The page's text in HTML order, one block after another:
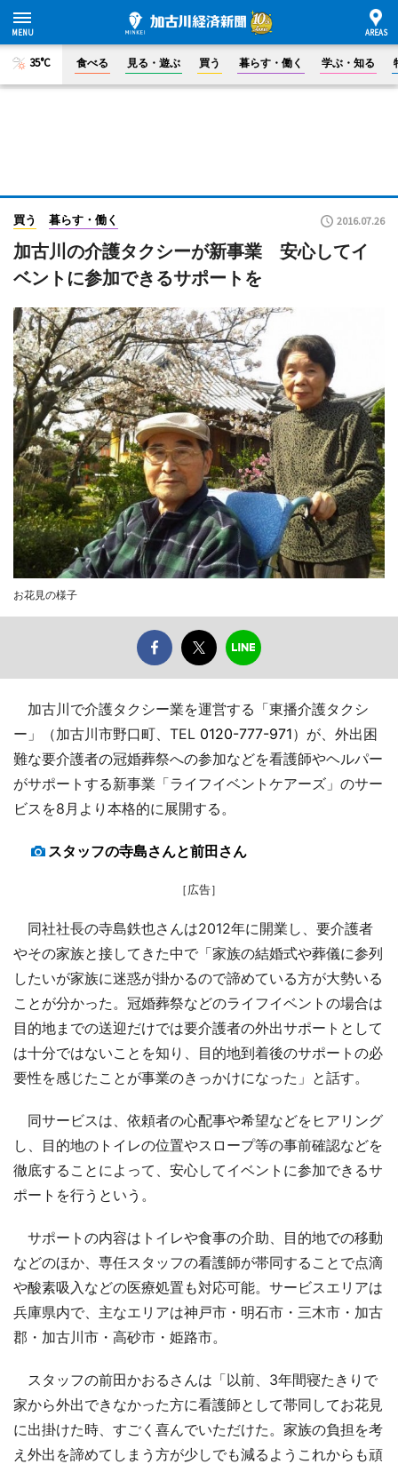
35°C 食べる 見る・遊ぶ 買う 暮らす・働く 学ぶ・知る
買う 暮らす・働く 2016.07.26
加古川の介護タクシーが新事業 安心してイ
ベントに参加できるサポートを
お花見の様子
加古川で介護タクシー業を運営する「東播介護タクシ
ー」（加古川市野口町、TEL 0120-777-971）が、外出困
難な要介護者の冠婚葬祭への参加などを看護師やヘルパー
がサポートする新事業「ライフイベントケアーズ」のサー
ビスを8月より本格的に展開する。
スタッフの寺島さんと前田さん
［広告］
同社社長の寺島鉄也さんは2012年に開業し、要介護者
やその家族と接してきた中で「家族の結婚式や葬儀に参列
したいが家族に迷惑が掛かるので諦めている方が大勢いる
ことが分かった。冠婚葬祭などのライフイベントの場合は
目的地までの送迎だけでは要介護者の外出サポートとして
は十分ではないことを知り、目的地到着後のサポートの必
要性を感じたことが事業のきっかけになった」と話す。
同サービスは、依頼者の心配事や希望などをヒアリング
し、目的地のトイレの位置やスロープ等の事前確認などを
徹底することによって、安心してイベントに参加できるサ
ポートを行うという。
サポートの内容はトイレや食事の介助、目的地での移動
などのほか、専任スタッフの看護師が帯同することで点滴
や酸素吸入などの医療処置も対応可能。サービスエリアは
兵庫県内で、主なエリアは神戸市・明石市・三木市・加古
郡・加古川市・高砂市・姫路市。
スタッフの前田かおるさんは「以前、3年間寝たきりで
家から外出できなかった方に看護師として帯同してお花見
に出掛けた時、すごく喜んでいただけた。家族の負担を考
え外出を諦めてしまう方が少しでも減るようこれからも頑